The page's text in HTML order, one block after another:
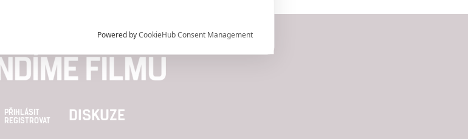
PŘIHLÁSIT
REGISTROVAT
DISKUZE
informacím v zařízení

údajích a měření reklamy
Powered byCookieHub Consent Management